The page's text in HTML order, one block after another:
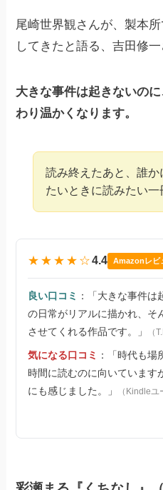
尾崎世界観さんが、製本
してきたと語る、吉田修
大きな事件は起きないの
わり温かくなります。
読み終えたあと、誰か
たいときに読みたい一
★★★★☆4.4 Amazonレビ
良い口コミ ：「大きな事件
の日常がリアルに描かれ、そ
させてくれる作品です。」
（
気になる口コミ ：「時代も場
時間に読むのに向いています
にも感じました。」
（Kindleユ